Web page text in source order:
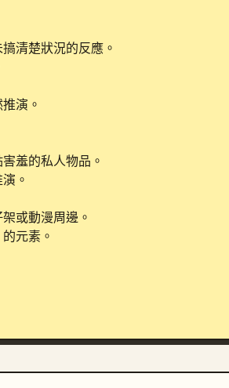
清楚狀況的反應。
演。
羞的私人物品。
。
或動漫周邊。
元素。